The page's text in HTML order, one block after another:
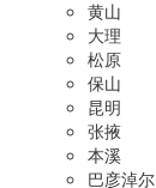
黄山
大理
松原
保山
昆明
张掖
本溪
巴彦淖尔